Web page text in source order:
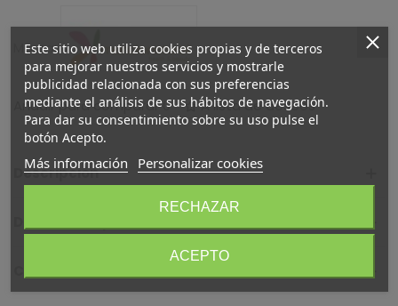
Marca:
Añadir para comparar 0 A lista de deseos
Descripción
Este sitio web utiliza cookies propias y de terceros
para mejorar nuestros servicios y mostrarle
publicidad relacionada con sus preferencias
mediante el análisis de sus hábitos de navegación.
Para dar su consentimiento sobre su uso pulse el
botón Acepto.
Más información Personalizar cookies
RECHAZAR
ACEPTO